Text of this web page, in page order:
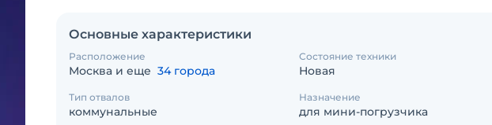
Основные характеристики
Расположение
Москва и еще 34 города
Состояние техники
Новая
Тип отвалов
коммунальные
Назначение
для мини-погрузчика